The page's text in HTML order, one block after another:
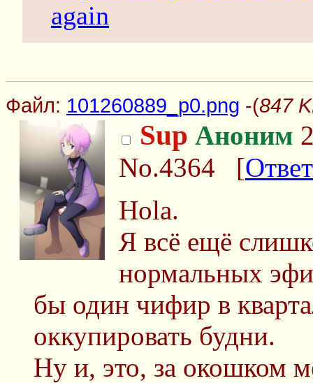
again
Файл: 101260889_p0.png -(847
Sup Аноним
No.4364 [Ответ
Hola.
Я всё ещё
нормальных
бы один чифир в
оккупировать будни.
Ну и, это, за окошком